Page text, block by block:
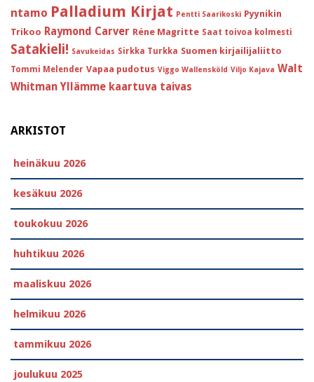
ntamo Palladium Kirjat Pentti Saarikoski Pyynikin
Trikoo Raymond Carver Réne Magritte Saat toivoa kolmesti
Satakieli! Savukeidas Sirkka Turkka Suomen kirjailijaliitto
Tommi Melender Vapaa pudotus Viggo Wallensköld Viljo Kajava Walt
Whitman Yllämme kaartuva taivas
ARKISTOT
heinäkuu 2026
kesäkuu 2026
toukokuu 2026
huhtikuu 2026
maaliskuu 2026
helmikuu 2026
tammikuu 2026
joulukuu 2025